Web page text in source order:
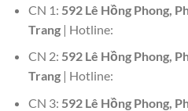
CN 1: 592 Lê Hồng Phong,
Trang| Hotline:
CN 2: 592 Lê Hồng Phong,
Trang| Hotline:
CN 3: 592 Lê Hồng Phong,